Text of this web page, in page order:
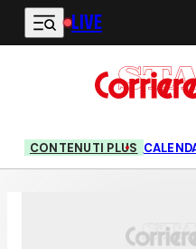
Vai al contenuto principale
LIVE
CONTENUTI PLUS